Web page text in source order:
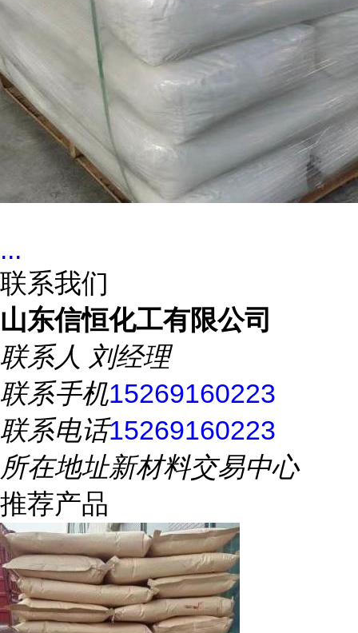
...
联系我们
山东信恒化工有限公司
联系人 刘经理
联系手机15269160223
联系电话15269160223
所在地址新材料交易中心
推荐产品